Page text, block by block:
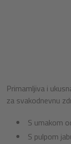
Primamljiva i
za svakodnevnu
S umakom
S pulpom